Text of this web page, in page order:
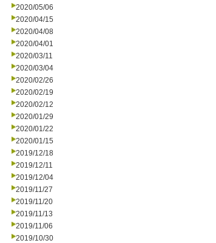
2020/05/06
2020/04/15
2020/04/08
2020/04/01
2020/03/11
2020/03/04
2020/02/26
2020/02/19
2020/02/12
2020/01/29
2020/01/22
2020/01/15
2019/12/18
2019/12/11
2019/12/04
2019/11/27
2019/11/20
2019/11/13
2019/11/06
2019/10/30